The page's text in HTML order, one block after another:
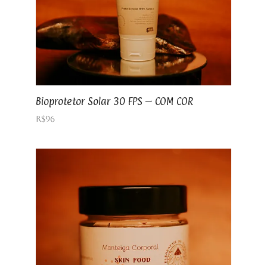
Bioprotetor Solar 30 FPS – COM COR
R$96